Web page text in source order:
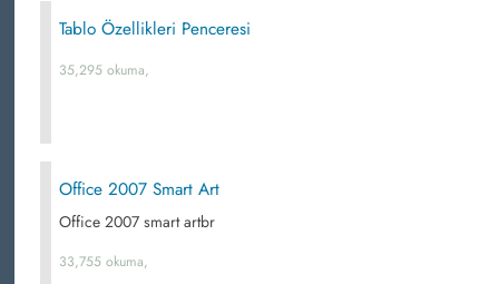
Tablo Özellikleri Penceresi
35,295 okuma,
Office 2007 Smart Art
Office 2007 smart artbr
33,755 okuma,